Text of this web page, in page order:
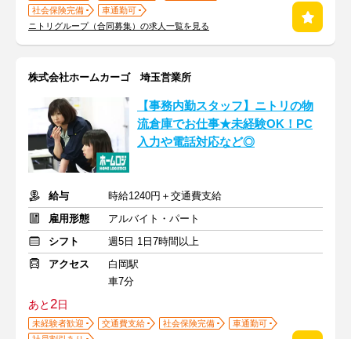
社会保険完備
車通勤可
ニトリグループ（合同募集）の求人一覧を見る
株式会社ホームカーゴ 埼玉営業所
【事務内勤スタッフ】ニトリの物
流倉庫でお仕事★未経験OK！PC
入力や電話対応など◎
給与
時給1240円＋交通費支給
雇用形態
アルバイト・パート
シフト
週5日 1日7時間以上
アクセス
白岡駅
車7分
あと2日
未経験者歓迎 交通費支給 社会保険完備
車通勤可